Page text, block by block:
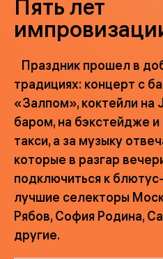
Пять лет
Праздник прошел в
традициях: концерт с
«Залпом», коктейли на
баром, на бэкстейдже
такси, а за музыку
которые в разгар
подключиться к
лучшие селекторы
Рябов, София Родина,
другие.